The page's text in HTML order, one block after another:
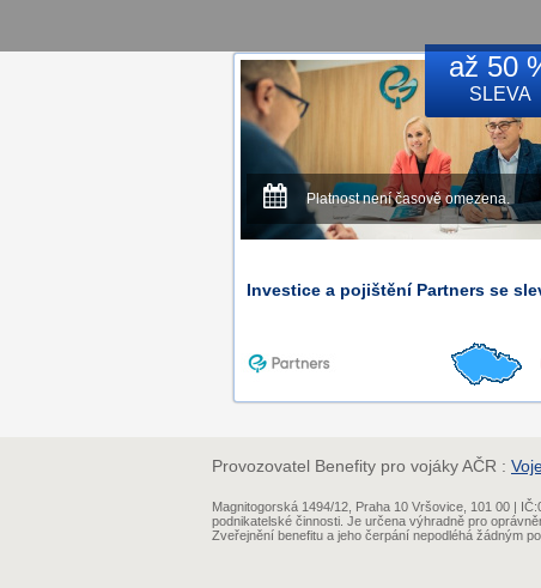
až 50
SLEVA
Platnost není časově omezena.
Investice a pojištění Partners se
Provozovatel Benefity pro vojáky AČR :
Magnitogorská 1494/12, Praha 10 Vršovice, 101 00 |
podnikatelské činnosti. Je určena výhradně pro
Zveřejnění benefitu a jeho čerpání nepodléhá žádným